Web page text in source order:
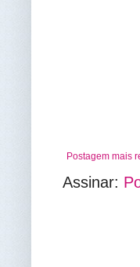
Postagem mais
Assinar: